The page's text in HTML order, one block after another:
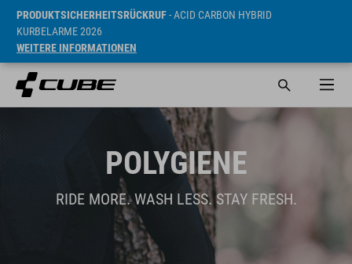
PRODUKTSICHERHEITSRÜCKRUF- ACID CARBON HYBRID
KURBELARME 2026
WEITERE INFORMATIONEN
POLYGIENE
RIDE MORE. WASH LESS. STAY FRESH.